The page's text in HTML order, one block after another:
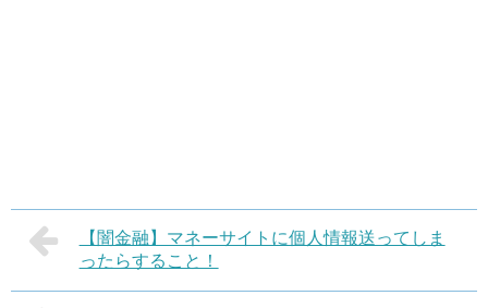
【闇金融】マネーサイトに個人情報送ってしま
ったらすること！